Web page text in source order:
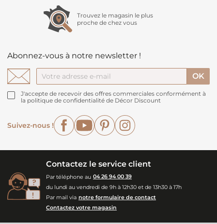
Trouvez le magasin le plus
proche de chez vous
Abonnez-vous à notre newsletter !
J'accepte de recevoir des offres commerciales conformément à
la politique de confidentialité de Décor Discount
Suivez-nous !
FacebookYouTubePinterest
Contactez le service client
Par téléphone au 04 26 94 00 39
du lundi au vendredi de 9h à 12h30 et de 13h30 à 17h
Par mail via notre formulaire de contact
Contactez votre magasin